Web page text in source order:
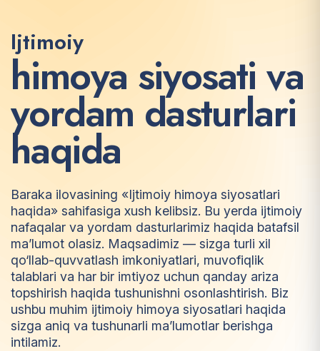
Ijtimoiy
himoya siyosati va
yordam dasturlari
haqida
Baraka ilovasining «Ijtimoiy himoya siyosatlari
haqida» sahifasiga xush kelibsiz. Bu yerda ijtimoiy
nafaqalar va yordam dasturlarimiz haqida batafsil
ma’lumot olasiz. Maqsadimiz — sizga turli xil
qo‘llab-quvvatlash imkoniyatlari, muvofiqlik
talablari va har bir imtiyoz uchun qanday ariza
topshirish haqida tushunishni osonlashtirish. Biz
ushbu muhim ijtimoiy himoya siyosatlari haqida
sizga aniq va tushunarli ma’lumotlar berishga
intilamiz.